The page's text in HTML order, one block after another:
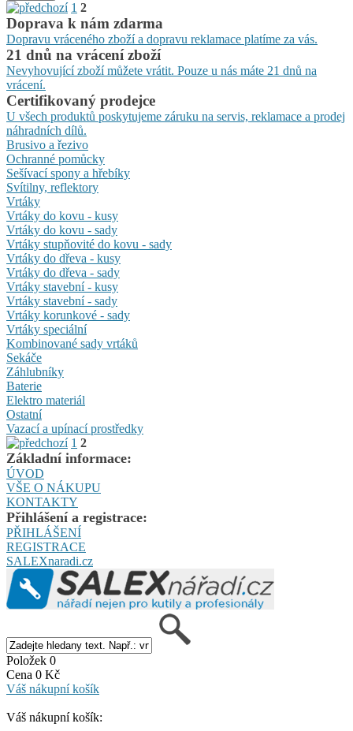
1 2
Doprava k nám zdarma
Dopravu vráceného zboží a dopravu reklamace platíme za vás.
21 dnů na vrácení zboží
Nevyhovující zboží můžete vrátit. Pouze u nás máte 21 dnů na
vrácení.
Certifikovaný prodejce
U všech produktů poskytujeme záruku na servis, reklamace a prodej
náhradních dílů.
Brusivo a řezivo
Ochranné pomůcky
Sešívací spony a hřebíky
Svítilny, reflektory
Vrtáky
Vrtáky do kovu - kusy
Vrtáky do kovu - sady
Vrtáky stupňovité do kovu - sady
Vrtáky do dřeva - kusy
Vrtáky do dřeva - sady
Vrtáky stavební - kusy
Vrtáky stavební - sady
Vrtáky korunkové - sady
Vrtáky speciální
Kombinované sady vrtáků
Sekáče
Záhlubníky
Baterie
Elektro materiál
Ostatní
Vazací a upínací prostředky
1 2
Základní informace:
ÚVOD
VŠE O NÁKUPU
KONTAKTY
Přihlášení a registrace:
PŘIHLÁŠENÍ
REGISTRACE
SALEXnaradi.cz
Položek 0
Cena 0 Kč
Váš nákupní košík
Váš nákupní košík: